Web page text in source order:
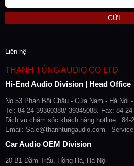
GỬI
Liên hệ
THANH TÙNG AUDIO CO LTD
Hi-End Audio Division | Head Office
No 53 Phan Bội Châu - Cửa Nam - Hà Nội
Tel: 84-24-39360388/ 39345088. Fax: 84-
Dịch vụ chăm sóc khách hàng hotline : 84-
Email: Sale@thanhtungaudio.com -
Car Audio OEM Division
20-B1 Đầm Trấu, Hồng Hà, Hà Nội